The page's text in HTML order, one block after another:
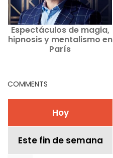
Espectáculos de magia,
hipnosis y mentalismo en
París
COMMENTS
Hoy
Este fin de semana